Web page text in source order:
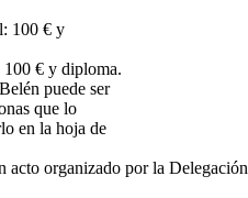
100 € y
€ y diploma.
puede ser
que lo
en la hoja de
acto organizado por la